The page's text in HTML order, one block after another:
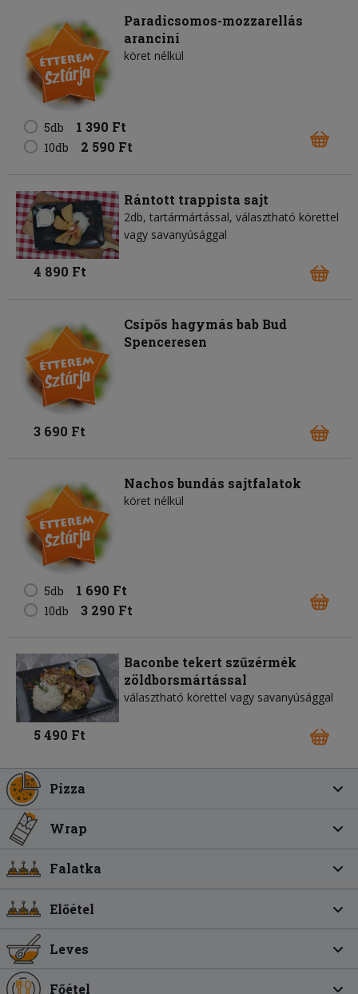
Paradicsomos-mozzarellás
arancini
köret nélkül
5db 1 390 Ft
10db 2 590 Ft
Rántott trappista sajt
2db, tartármártással, választható körettel
vagy savanyúsággal
4 890 Ft
Csípős hagymás bab Bud
Spenceresen
3 690 Ft
Nachos bundás sajtfalatok
köret nélkül
5db 1 690 Ft
10db 3 290 Ft
Baconbe tekert szűzérmék
zöldborsmártással
választható körettel vagy savanyúsággal
5 490 Ft
Pizza
Wrap
Falatka
Előétel
Leves
Főétel